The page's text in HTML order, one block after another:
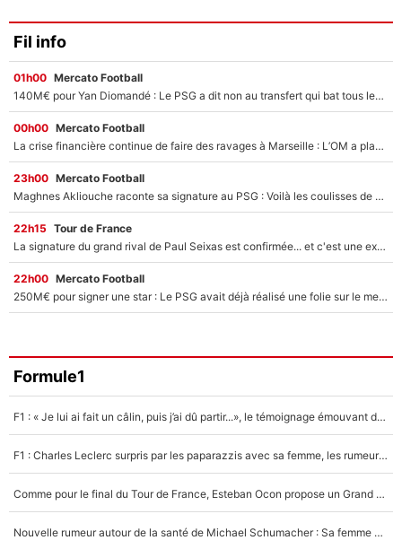
Fil info
01h00 Mercato Football
140M€ pour Yan Diomandé : Le PSG a dit non au transfert qui bat tous les records sur le mercato
00h00 Mercato Football
La crise financière continue de faire des ravages à Marseille : L’OM a placé 12 joueurs sur le marché des transferts… et ça pourrait lui rapporter près de 100M€ !
23h00 Mercato Football
Maghnes Akliouche raconte sa signature au PSG : Voilà les coulisses de son transfert de rêve à 50M€
22h15 Tour de France
La signature du grand rival de Paul Seixas est confirmée... et c'est une excellente nouvelle pour l'équipe Decathlon-CMA CGM !
22h00 Mercato Football
250M€ pour signer une star : Le PSG avait déjà réalisé une folie sur le mercato bien avant Neymar !
Formule1
F1 : « Je lui ai fait un câlin, puis j’ai dû partir...», le témoignage émouvant de Max Verstappen sur sa fille
F1 : Charles Leclerc surpris par les paparazzis avec sa femme, les rumeurs étaient vraies !
Comme pour le final du Tour de France, Esteban Ocon propose un Grand Prix de Formule 1 à Paris : «Autour de l’Arc de Triomphe, ce serait génial» !
Nouvelle rumeur autour de la santé de Michael Schumacher : Sa femme Corinna sort du silence